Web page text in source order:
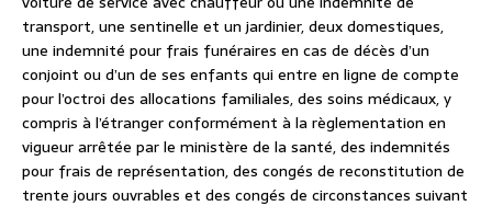
transport, une sentinelle et un jardinier, deux domestiques,
une indemnité pour frais funéraires en cas de décès d’un
conjoint ou d’un de ses enfants qui entre en ligne de compte
pour l’octroi des allocations familiales, des soins médicaux, y
compris à l’étranger conformément à la règlementation en
vigueur arrêtée par le ministère de la santé, des indemnités
pour frais de représentation, des congés de reconstitution de
trente jours ouvrables et des congés de circonstances suivant